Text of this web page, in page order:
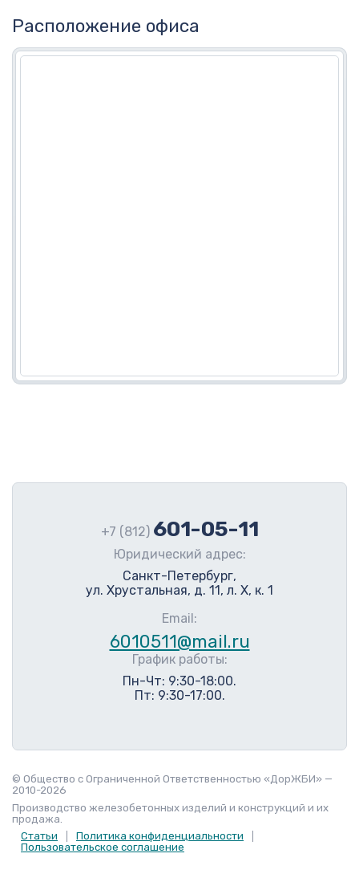
Расположение офиса
+7 (812) 601-05-11
Юридический адрес:
Санкт-Петербург,
ул. Хрустальная, д. 11, л. Х, к. 1
Email:
6010511@mail.ru
График работы:
Пн-Чт: 9:30-18:00.
Пт: 9:30-17:00.
© Общество с Ограниченной Ответственностью «ДорЖБИ» —
2010-2026
Производство железобетонных изделий и конструкций и их
продажа.
Статьи
Политика конфиденциальности
Пользовательское соглашение